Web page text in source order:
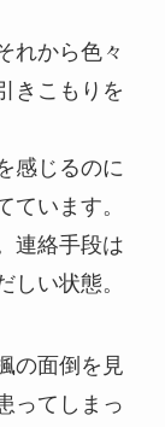
れから色々
きこもりを
感じるのに
ています。
連絡手段は
しい状態。
の面倒を見
ってしまっ